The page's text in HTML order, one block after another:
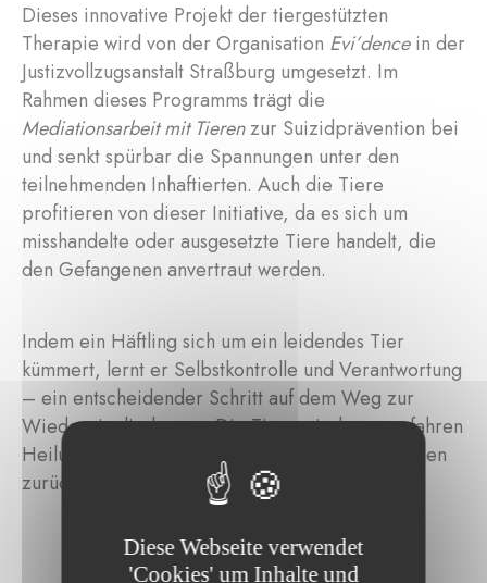
Dieses innovative Projekt der tiergestützten
Therapie wird von der Organisation Evi’dencein der
Justizvollzugsanstalt Straßburg umgesetzt. Im
Rahmen dieses Programms trägt die
Mediationsarbeit mit Tierenzur Suizidprävention bei
und senkt spürbar die Spannungen unter den
teilnehmenden Inhaftierten. Auch die Tiere
profitieren von dieser Initiative, da es sich um
misshandelte oder ausgesetzte Tiere handelt, die
den Gefangenen anvertraut werden.
Indem ein Häftling sich um ein leidendes Tier
kümmert, lernt er Selbstkontrolle und Verantwortung
– ein entscheidender Schritt auf dem Weg zur
Wiedereingliederung. Die Tiere wiederum erfahren
Heilung, indem sie ihr Vertrauen in den Menschen
zurückgewinnen.
Diese Webseite verwendet
'Cookies' um Inhalte und